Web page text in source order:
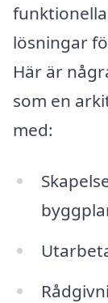
lösningar
Här är
som en
med: